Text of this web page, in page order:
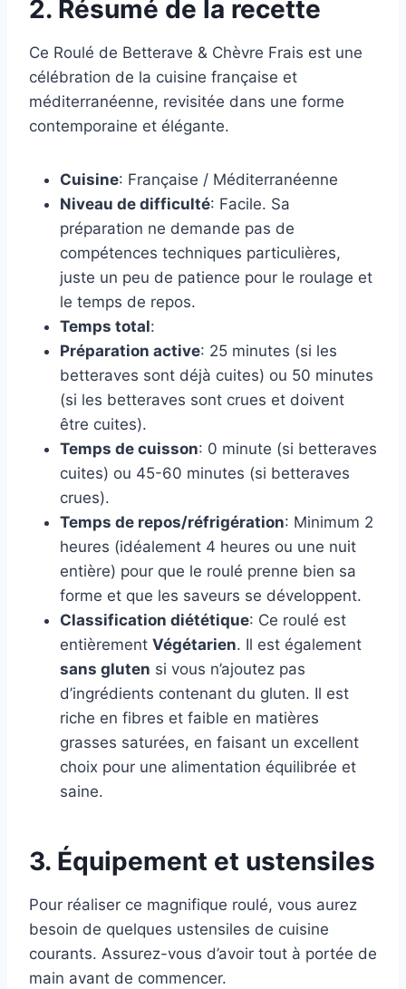
2. Résumé de la recette
Ce Roulé de Betterave & Chèvre Frais est une
célébration de la cuisine française et
méditerranéenne, revisitée dans une forme
contemporaine et élégante.
Cuisine: Française / Méditerranéenne
Niveau de difficulté: Facile. Sa
préparation ne demande pas de
compétences techniques particulières,
juste un peu de patience pour le roulage et
le temps de repos.
Temps total:
Préparation active: 25 minutes (si les
betteraves sont déjà cuites) ou 50 minutes
(si les betteraves sont crues et doivent
être cuites).
Temps de cuisson: 0 minute (si betteraves
cuites) ou 45-60 minutes (si betteraves
crues).
Temps de repos/réfrigération: Minimum 2
heures (idéalement 4 heures ou une nuit
entière) pour que le roulé prenne bien sa
forme et que les saveurs se développent.
Classification diététique: Ce roulé est
entièrement Végétarien. Il est également
sans gluten si vous n’ajoutez pas
d’ingrédients contenant du gluten. Il est
riche en fibres et faible en matières
grasses saturées, en faisant un excellent
choix pour une alimentation équilibrée et
saine.
3. Équipement et ustensiles
Pour réaliser ce magnifique roulé, vous aurez
besoin de quelques ustensiles de cuisine
courants. Assurez-vous d’avoir tout à portée de
main avant de commencer.